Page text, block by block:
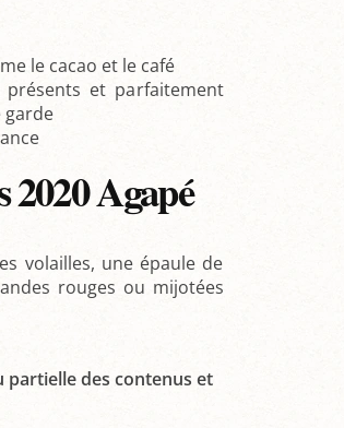
le cacao et le café
et parfaitement
garde
Agapé
volailles, une épaule de
rouges ou mijotées
des contenus et